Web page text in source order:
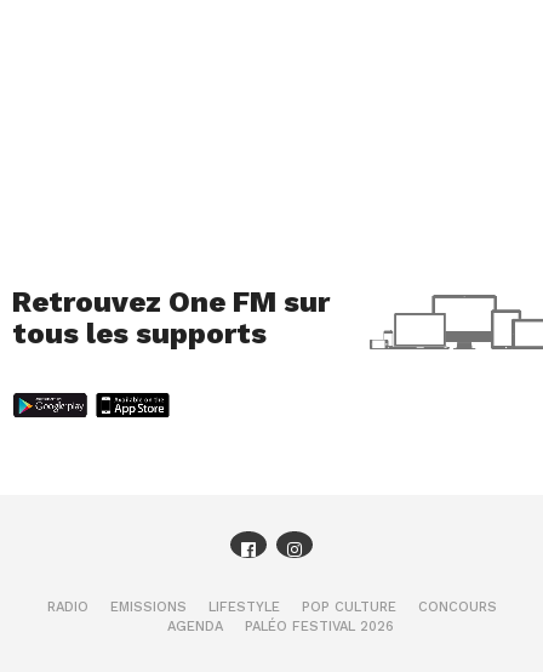
Retrouvez One FM sur
tous les supports
RADIO EMISSIONS LIFESTYLE POP CULTURE
CONCOURS
AGENDA
PALÉO FESTIVAL 2026